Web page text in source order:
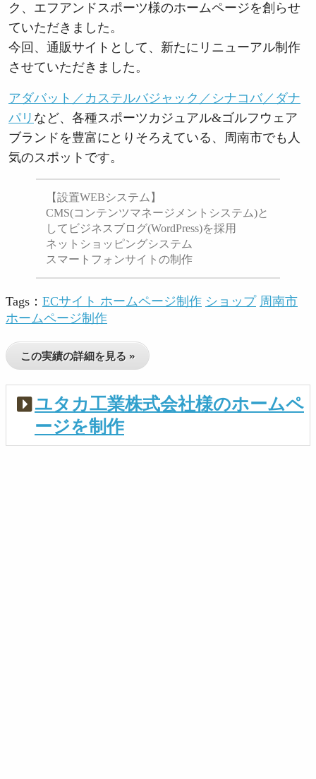
ク、エフアンドスポーツ様のホームページを創らせ
ていただきました。
今回、通販サイトとして、新たにリニューアル制作
させていただきました。
アダバット／カステルバジャック／シナコバ／ダナ
パリ など、各種スポーツカジュアル&ゴルフウェア
ブランドを豊富にとりそろえている、周南市でも人
気のスポットです。
【設置WEBシステム】
CMS(コンテンツマネージメントシステム)と
してビジネスブログ(WordPress)を採用
ネットショッピングシステム
スマートフォンサイトの制作
Tags： ECサイト ホームページ制作 ショップ 周南市
ホームページ制作
この実績の詳細を見る »
ユタカ工業株式会社様のホームペ
ージを制作